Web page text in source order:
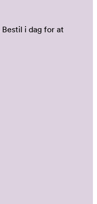
Bestil i dag for at